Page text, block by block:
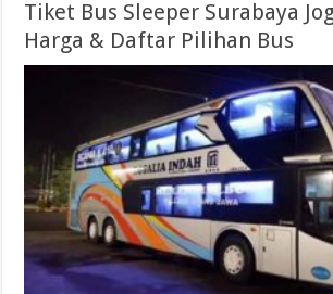
Tiket Bus Sleeper Surabaya
Harga & Daftar Pilihan Bus